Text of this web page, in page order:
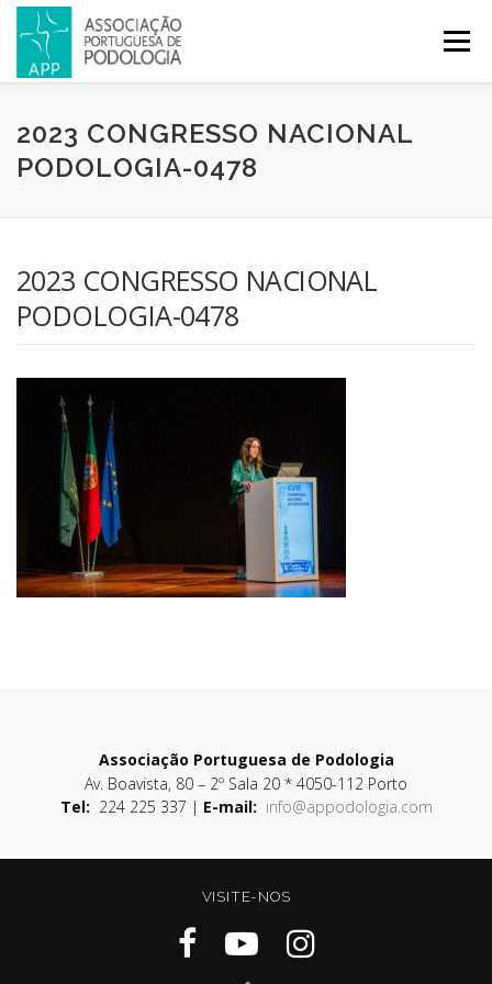
Menu
APP PODOLOGIA LICENCIATURA EM PODOLOGIA
CONGRESSOS REVISTA CONTACTOS
2023 CONGRESSO NACIONAL
PODOLOGIA-0478
2023 CONGRESSO NACIONAL
PODOLOGIA-0478
Associação Portuguesa de Podologia
Av. Boavista, 80 – 2º Sala 20 * 4050-112 Porto
Tel: 224 225 337 | E-mail: info@appodologia.com
VISITE-NOS